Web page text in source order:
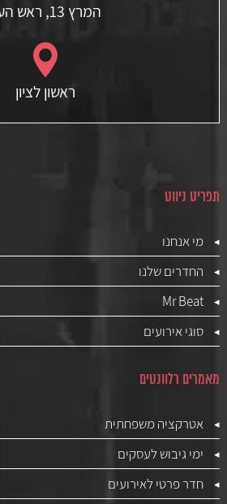
המרץ 13, ראש העין
ראשון לציון
תפריט ניווט
מי אנחנו
החדרים שלנו
Mr Beat
סוגי אירועים
מאמרים רלוונטים
אטרקציה משפחתית
ימי גיבוש לעסקים
חדר פרטי לאירועים